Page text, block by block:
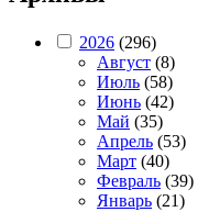
2026 (296)
Август (8)
Июль (58)
Июнь (42)
Май (35)
Апрель (53)
Март (40)
Февраль (39)
Январь (21)